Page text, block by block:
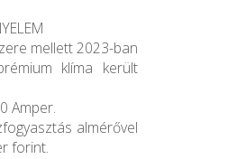
mellett 2023-ban
klíma került
Amper.
almérővel
forint.